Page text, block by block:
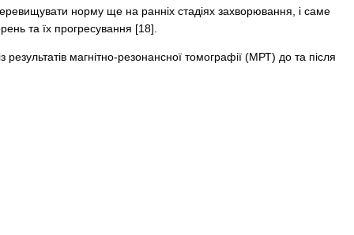
норму ще на ранніх стадіях захворювання, і саме
та їх прогресування [18].
магнітно-резонансної томографії (МРТ) до та після